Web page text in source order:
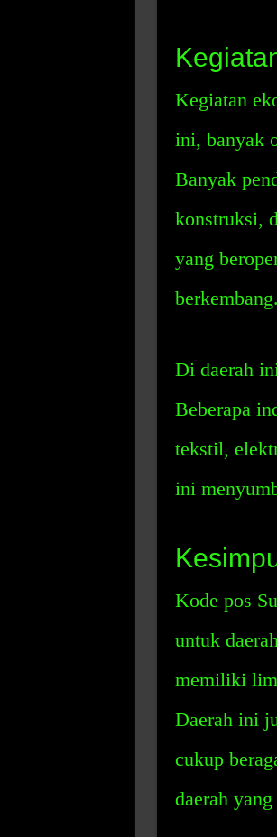
Kegiatan
ini, banyak
Banyak
konstruksi,
yang
berkembang.
Di daerah
Beberapa
tekstil,
ini
Kode pos
untuk
memiliki
Daerah ini
cukup
daerah